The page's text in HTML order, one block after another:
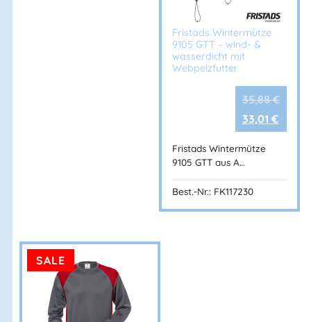
Fristads Wintermütze
9105 GTT – wind- &
wasserdicht mit
Webpelzfutter
35,88€
33,01 €
Fristads Wintermütze
9105 GTT aus A…
Best.-Nr.: FK117230
SALE